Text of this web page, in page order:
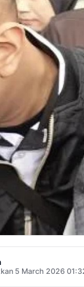
5 March 2026